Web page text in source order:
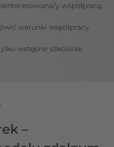
y współpracą
warunki współpracy.
wstępne szkolenie
–